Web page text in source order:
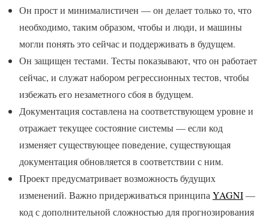
Он прост и минималистичен — он делает только то, что
необходимо, таким образом, чтобы и люди, и машины
могли понять это сейчас и поддерживать в будущем.
Он защищен тестами. Тесты показывают, что он работает
сейчас, и служат набором регрессионных тестов, чтобы
избежать его незаметного сбоя в будущем.
Документация составлена ​​на соответствующем уровне и
отражает текущее состояние системы — если код
изменяет существующее поведение, существующая
документация обновляется в соответствии с ним.
Проект предусматривает возможность будущих
изменений. Важно придерживаться принципа YAGNI—
код с дополнительной сложностью для прогнозирования